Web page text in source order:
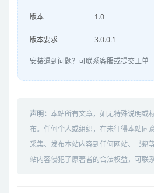
版本 1.0
版本要求 3.0.0.1
安装遇到问题？可联系客服或提交工单
声明： 本站所有文章，如无特殊说明或
布。任何个人或组织，在未征得本站同
采集、发布本站内容到任何网站、书籍
站内容侵犯了原著者的合法权益，可联